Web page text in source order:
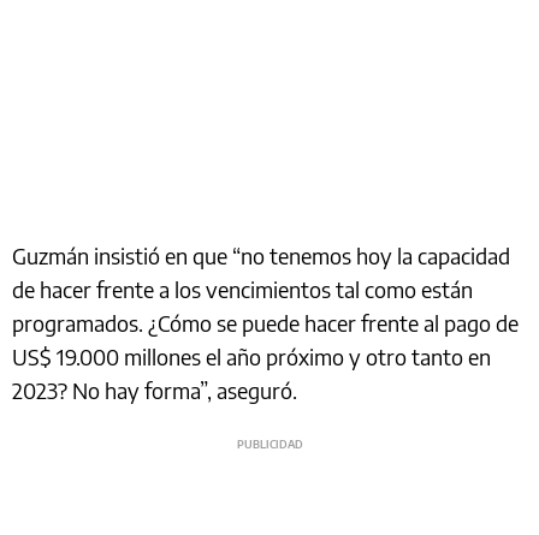
Guzmán insistió en que “no tenemos hoy la capacidad
de hacer frente a los vencimientos tal como están
programados. ¿Cómo se puede hacer frente al pago de
US$ 19.000 millones el año próximo y otro tanto en
2023? No hay forma”, aseguró.